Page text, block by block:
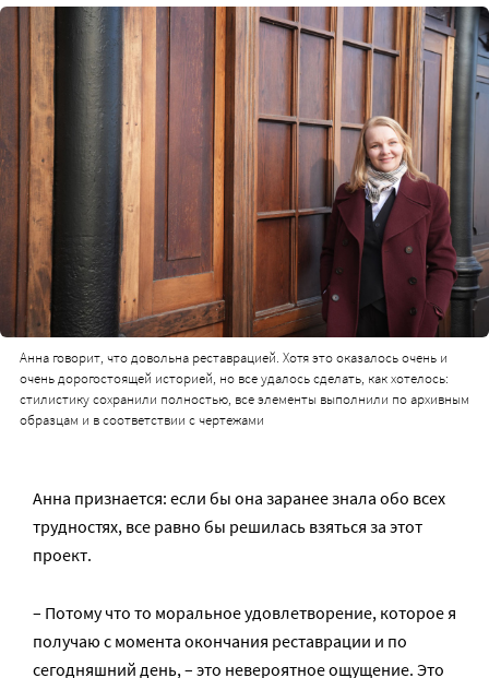
Анна говорит, что довольна реставрацией. Хотя это оказалось очень и
очень дорогостоящей историей, но все удалось сделать, как хотелось:
стилистику сохранили полностью, все элементы выполнили по архивным
образцам и в соответствии с чертежами
Анна признается: если бы она заранее знала обо всех
трудностях, все равно бы решилась взяться за этот
проект.
– Потому что то моральное удовлетворение, которое я
получаю с момента окончания реставрации и по
сегодняшний день, – это невероятное ощущение. Это